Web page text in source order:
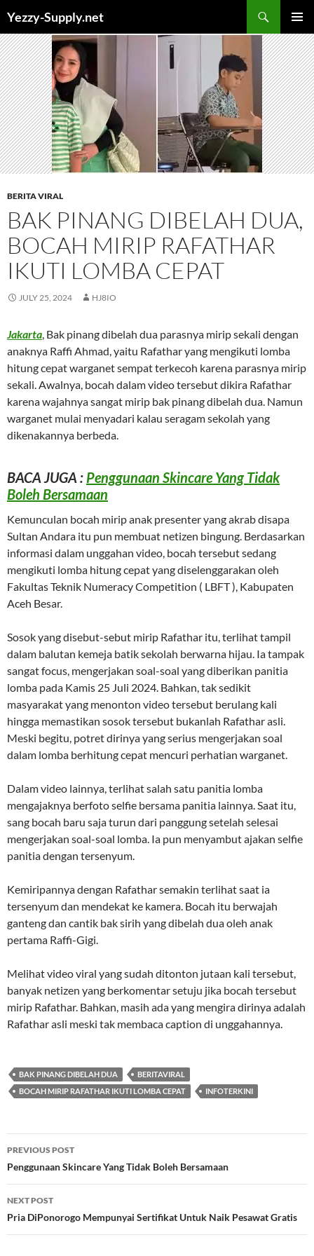
content
Yezzy-Supply.net
MENU
BERITA VIRAL
BAK PINANG DIBELAH DUA,
BOCAH MIRIP RAFATHAR
IKUTI LOMBA CEPAT
JULY 25, 2024 HJ8IO
Jakarta, Bak pinang dibelah dua parasnya mirip sekali dengan
anaknya Raffi Ahmad, yaitu Rafathar yang mengikuti lomba
hitung cepat warganet sempat terkecoh karena parasnya mirip
sekali. Awalnya, bocah dalam video tersebut dikira Rafathar
karena wajahnya sangat mirip bak pinang dibelah dua. Namun
warganet mulai menyadari kalau seragam sekolah yang
dikenakannya berbeda.
BACA JUGA : Penggunaan Skincare Yang Tidak
Boleh Bersamaan
Kemunculan bocah mirip anak presenter yang akrab disapa
Sultan Andara itu pun membuat netizen bingung. Berdasarkan
informasi dalam unggahan video, bocah tersebut sedang
mengikuti lomba hitung cepat yang diselenggarakan oleh
Fakultas Teknik Numeracy Competition ( LBFT ), Kabupaten
Aceh Besar.
Sosok yang disebut-sebut mirip Rafathar itu, terlihat tampil
dalam balutan kemeja batik sekolah berwarna hijau. Ia tampak
sangat focus, mengerjakan soal-soal yang diberikan panitia
lomba pada Kamis 25 Juli 2024. Bahkan, tak sedikit
masyarakat yang menonton video tersebut berulang kali
hingga memastikan sosok tersebut bukanlah Rafathar asli.
Meski begitu, potret dirinya yang serius mengerjakan soal
dalam lomba berhitung cepat mencuri perhatian warganet.
Dalam video lainnya, terlihat salah satu panitia lomba
mengajaknya berfoto selfie bersama panitia lainnya. Saat itu,
sang bocah baru saja turun dari panggung setelah selesai
mengerjakan soal-soal lomba. Ia pun menyambut ajakan selfie
panitia dengan tersenyum.
Kemiripannya dengan Rafathar semakin terlihat saat ia
tersenyum dan mendekat ke kamera. Bocah itu berwajah
ganteng dan cantik bak sirih yang dibelah dua oleh anak
pertama Raffi-Gigi.
Melihat video viral yang sudah ditonton jutaan kali tersebut,
banyak netizen yang berkomentar setuju jika bocah tersebut
mirip Rafathar. Bahkan, masih ada yang mengira dirinya adalah
Rafathar asli meski tak membaca caption di unggahannya.
BAK PINANG DIBELAH DUA
BERITAVIRAL
BOCAH MIRIP RAFATHAR IKUTI LOMBA CEPAT
INFOTERKINI
Post
navigation
PREVIOUS POST
Penggunaan Skincare Yang Tidak Boleh Bersamaan
NEXT POST
Pria DiPonorogo Mempunyai Sertifikat Untuk Naik Pesawat Gratis